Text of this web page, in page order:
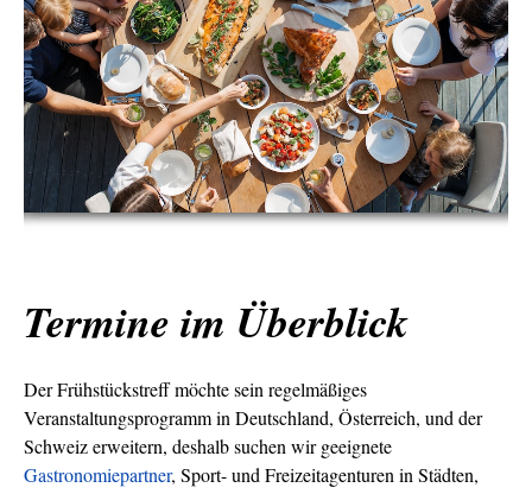
Termine im Überblick
Der Frühstückstreff möchte sein regelmäßiges
Veranstaltungsprogramm in Deutschland, Österreich, und der
Schweiz erweitern, deshalb suchen wir geeignete
Gastronomiepartner, Sport- und Freizeitagenturen in Städten,